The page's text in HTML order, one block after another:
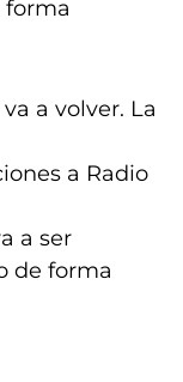
forma
a volver. La
a Radio
a ser
de forma